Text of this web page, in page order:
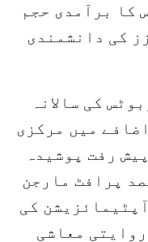
کا برآمدی حجم
کی دانشمندی
کی سالانہ
کے اضافے میں مرکزی
رفت پوشیدہ
ڈیپ سیک کے 545 فیصد پرافٹ مارجن
کی
معاشی